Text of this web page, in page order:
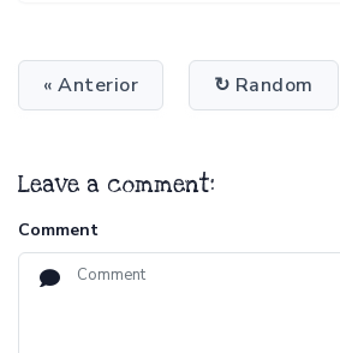
« Anterior ↻ Random
Leave a comment:
Comment